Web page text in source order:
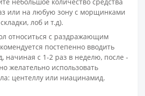
или на любую зону с морщинками
лоб и т.д).
относиться с раздражающим
постепенно вводить
начиная с 1-2 раз в неделю, после -
желательно использовать
центеллу или ниацинамид.